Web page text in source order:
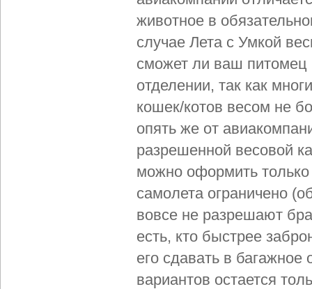
животное в
случае Лета с Умкой
сможет ли ваш питомец
отделении, так как
кошек/котов весом не
опять же от
разрешенной весовой
можно оформить
самолета ограничено
вовсе не разрешают
есть, кто быстрее
его сдавать в багажное
вариантов остается